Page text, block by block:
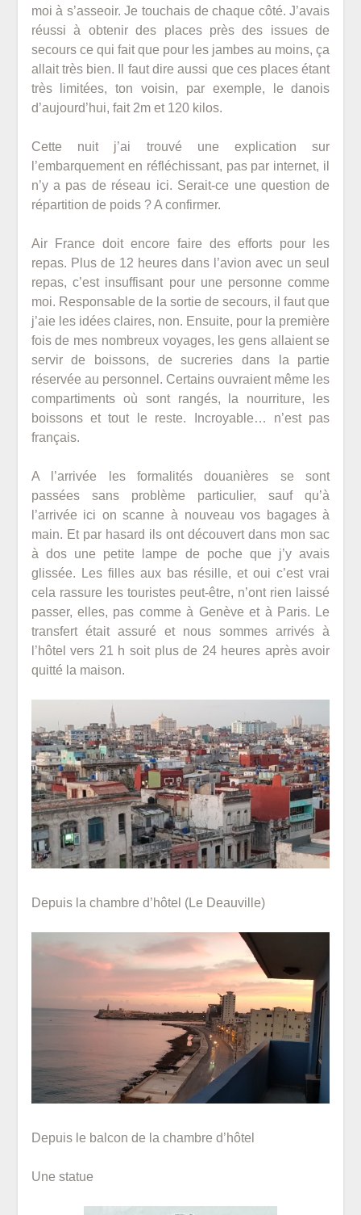
moi à s’asseoir. Je touchais de chaque côté. J’avais
réussi à obtenir des places près des issues de
secours ce qui fait que pour les jambes au moins, ça
allait très bien. Il faut dire aussi que ces places étant
très limitées, ton voisin, par exemple, le danois
d’aujourd’hui, fait 2m et 120 kilos.
Cette nuit j’ai trouvé une explication sur
l’embarquement en réfléchissant, pas par internet, il
n’y a pas de réseau ici. Serait-ce une question de
répartition de poids ? A confirmer.
Air France doit encore faire des efforts pour les
repas. Plus de 12 heures dans l’avion avec un seul
repas, c’est insuffisant pour une personne comme
moi. Responsable de la sortie de secours, il faut que
j’aie les idées claires, non. Ensuite, pour la première
fois de mes nombreux voyages, les gens allaient se
servir de boissons, de sucreries dans la partie
réservée au personnel. Certains ouvraient même les
compartiments où sont rangés, la nourriture, les
boissons et tout le reste. Incroyable… n’est pas
français.
A l’arrivée les formalités douanières se sont
passées sans problème particulier, sauf qu’à
l’arrivée ici on scanne à nouveau vos bagages à
main. Et par hasard ils ont découvert dans mon sac
à dos une petite lampe de poche que j’y avais
glissée. Les filles aux bas résille, et oui c’est vrai
cela rassure les touristes peut-être, n’ont rien laissé
passer, elles, pas comme à Genève et à Paris. Le
transfert était assuré et nous sommes arrivés à
l’hôtel vers 21 h soit plus de 24 heures après avoir
quitté la maison.
Depuis la chambre d’hôtel (Le Deauville)
Depuis le balcon de la chambre d’hôtel
Une statue